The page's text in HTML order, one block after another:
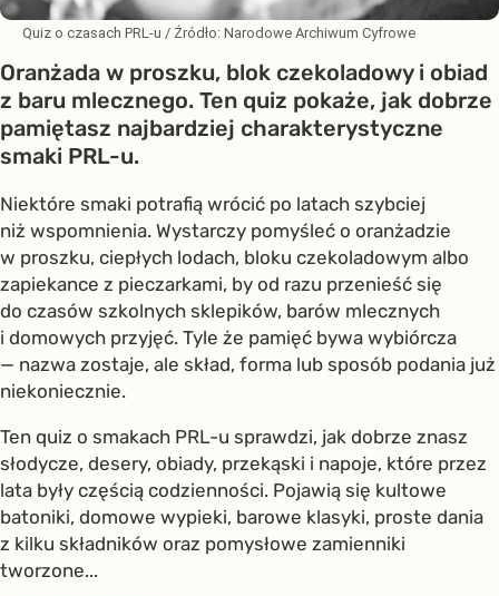
Quiz o czasach PRL-u / Źródło: Narodowe Archiwum Cyfrowe
Oranżada w proszku, blok czekoladowy i obiad
z baru mlecznego. Ten quiz pokaże, jak dobrze
pamiętasz najbardziej charakterystyczne
smaki PRL-u.
Niektóre smaki potrafią wrócić po latach szybciej
niż wspomnienia. Wystarczy pomyśleć o oranżadzie
w proszku, ciepłych lodach, bloku czekoladowym albo
zapiekance z pieczarkami, by od razu przenieść się
do czasów szkolnych sklepików, barów mlecznych
i domowych przyjęć. Tyle że pamięć bywa wybiórcza
— nazwa zostaje, ale skład, forma lub sposób podania już
niekoniecznie.
Ten quiz o smakach PRL-u sprawdzi, jak dobrze znasz
słodycze, desery, obiady, przekąski i napoje, które przez
lata były częścią codzienności. Pojawią się kultowe
batoniki, domowe wypieki, barowe klasyki, proste dania
z kilku składników oraz pomysłowe zamienniki
tworzone...